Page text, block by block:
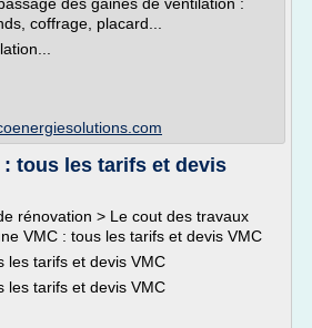
coffrage, placard...
: tous les tarifs et devis
rénovation > Le cout des travaux
VMC : tous les tarifs et devis VMC
les tarifs et devis VMC
les tarifs et devis VMC